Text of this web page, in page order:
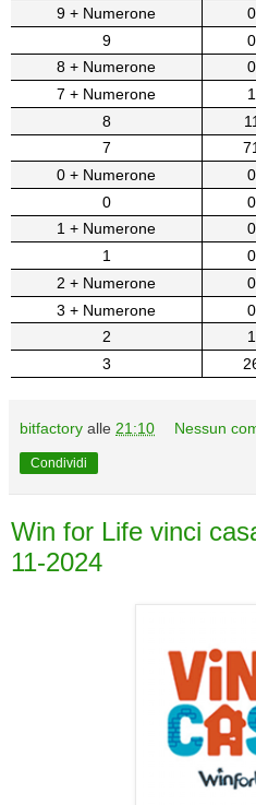
9 + Numerone
0
9
0
8 + Numerone
0
7 + Numerone
1
8
11
7
0 + Numerone
0
0
0
1 + Numerone
0
1
0
2 + Numerone
0
3 + Numerone
0
2
1
3
bitfactory alle 21:10 Nessun
Condividi
Win for Life vinci
11-2024